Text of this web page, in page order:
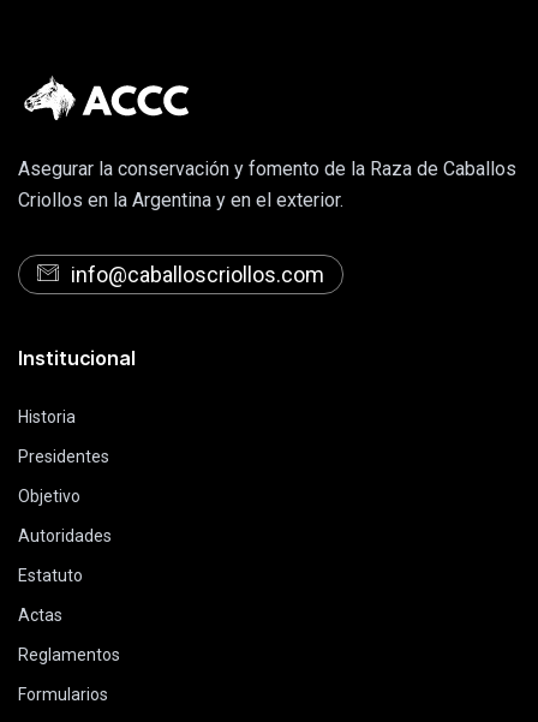
Asegurar la conservación y fomento de la Raza de Caballos
Criollos en la Argentina y en el exterior.
info@caballoscriollos.com
Institucional
Historia
Presidentes
Objetivo
Autoridades
Estatuto
Actas
Reglamentos
Formularios